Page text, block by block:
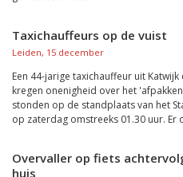
Taxichauffeurs op de vuist
Leiden, 15 december
Een 44-jarige taxichauffeur uit
kregen onenigheid over het
stonden op de standplaats van het
op zaterdag omstreeks 01.30 uur. Er
Overvaller op fiets
huis